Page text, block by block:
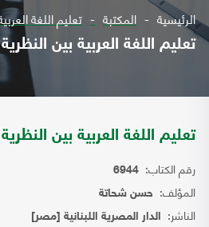
الرئيسية المكتبة تعليم اللغة
تعليم اللغة العربية بين
تعليم اللغة العربية بين
رقم الكتاب: 6944
المؤلف: حسن شحاتة
الناشر: الدار المصرية اللبنانية [مصر]